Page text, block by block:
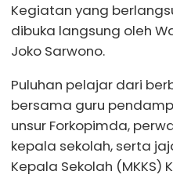
Kegiatan yang
dibuka langsung oleh
Joko Sarwono.
Puluhan pelajar dari
bersama guru
unsur Forkopimda,
kepala sekolah, serta
Kepala Sekolah (MKKS)